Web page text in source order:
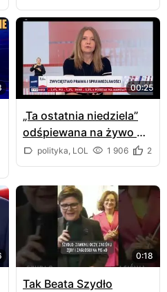
00:25
„Ta ostatnia niedziela”
odśpiewana na żywo w
TVPpolityka, LOL 1 906 2
0:18
Tak Beata Szydło